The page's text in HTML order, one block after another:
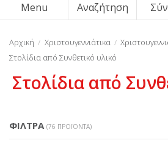
Menu Αναζήτηση
Αρχική Χριστουγεννιάτικα
Στολίδια από Συνθετικό υλικό
Στολίδια από
ΦΊΛΤΡΑ (76 ΠΡΟΪΌΝΤΑ)